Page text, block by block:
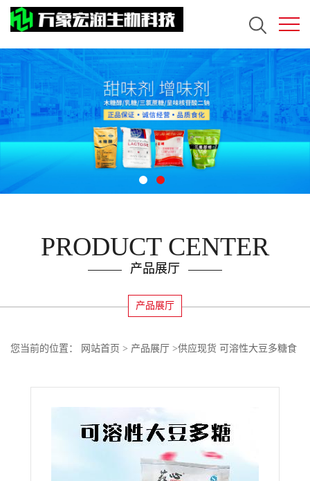
PRODUCT CENTER
产品展厅
产品展厅
您当前的位置： 网站首页 > 产品展厅 >供应现货 可溶性大豆多糖食